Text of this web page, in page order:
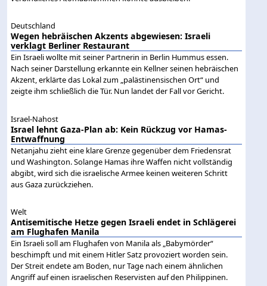
Deutschland
Wegen hebräischen Akzents abgewiesen: Israeli
verklagt Berliner Restaurant
Ein Israeli wollte mit seiner Partnerin in Berlin Hummus essen.
Nach seiner Darstellung erkannte ein Kellner seinen hebräischen
Akzent, erklärte das Lokal zum „palästinensischen Ort“ und
zeigte ihm schließlich die Tür. Nun landet der Fall vor Gericht.
Israel-Nahost
Israel lehnt Gaza-Plan ab: Kein Rückzug vor Hamas-
Entwaffnung
Netanjahu zieht eine klare Grenze gegenüber dem Friedensrat
und Washington. Solange Hamas ihre Waffen nicht vollständig
abgibt, wird sich die israelische Armee keinen weiteren Schritt
aus Gaza zurückziehen.
Welt
Antisemitische Hetze gegen Israeli endet in Schlägerei
am Flughafen Manila
Ein Israeli soll am Flughafen von Manila als „Babymörder“
beschimpft und mit einem Hitler Satz provoziert worden sein.
Der Streit endete am Boden, nur Tage nach einem ähnlichen
Angriff auf einen israelischen Reservisten auf den Philippinen.